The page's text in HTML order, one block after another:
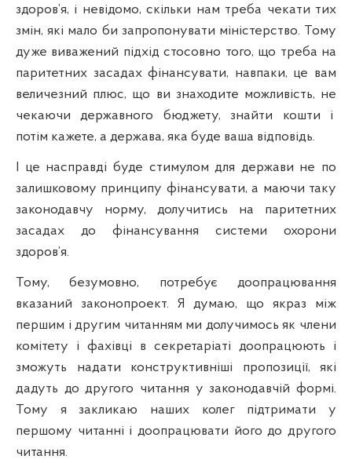
здоров’я, і невідомо, скільки нам треба чекати тих
змін, які мало би запропонувати міністерство. Тому
дуже виважений підхід стосовно того, що треба на
паритетних засадах фінансувати, навпаки, це вам
величезний плюс, що ви знаходите можливість, не
чекаючи державного бюджету, знайти кошти і
потім кажете, а держава, яка буде ваша відповідь.
І це насправді буде стимулом для держави не по
залишковому принципу фінансувати, а маючи таку
законодавчу норму, долучитись на паритетних
засадах до фінансування системи охорони
здоров’я.
Тому, безумовно, потребує доопрацювання
вказаний законопроект. Я думаю, що якраз між
першим і другим читанням ми долучимось як члени
комітету і фахівці в секретаріаті доопрацюють і
зможуть надати конструктивніші пропозиції, які
дадуть до другого читання у законодавчій формі.
Тому я закликаю наших колег підтримати у
першому читанні і доопрацювати його до другого
читання.